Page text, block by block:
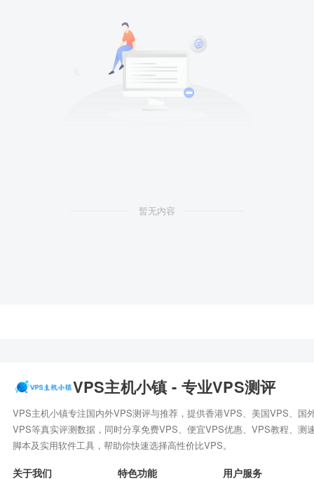
暂无内容
VPS主机小镇 - 专业VPS测评
VPS主机小镇专注国内外VPS测评与推荐，提供香港VPS、美国VPS、国
VPS等真实评测数据，同时分享免费VPS、便宜VPS优惠、VPS教程、测
脚本及实用软件工具，帮助你快速选择高性价比VPS。
关于我们 特色功能 用户服务